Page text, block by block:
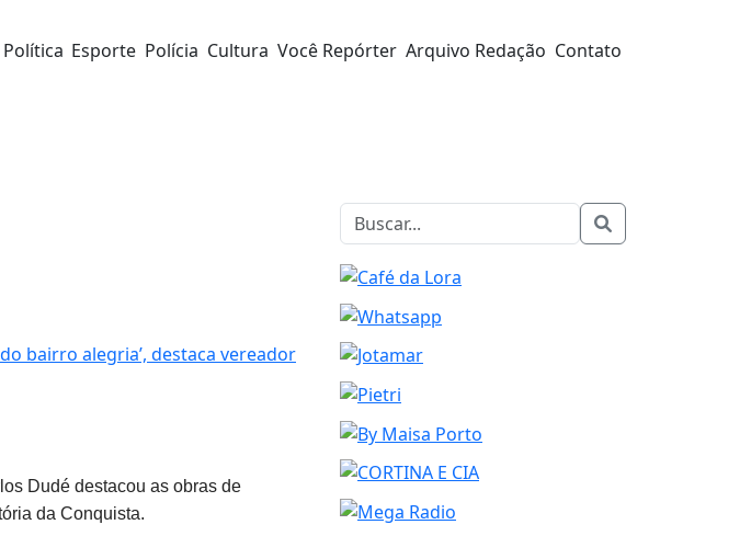
Política Esporte Polícia Cultura Você Repórter Arquivo Redação Contato
bairro alegria’, destaca vereador
Dudé destacou as obras de
da Conquista.